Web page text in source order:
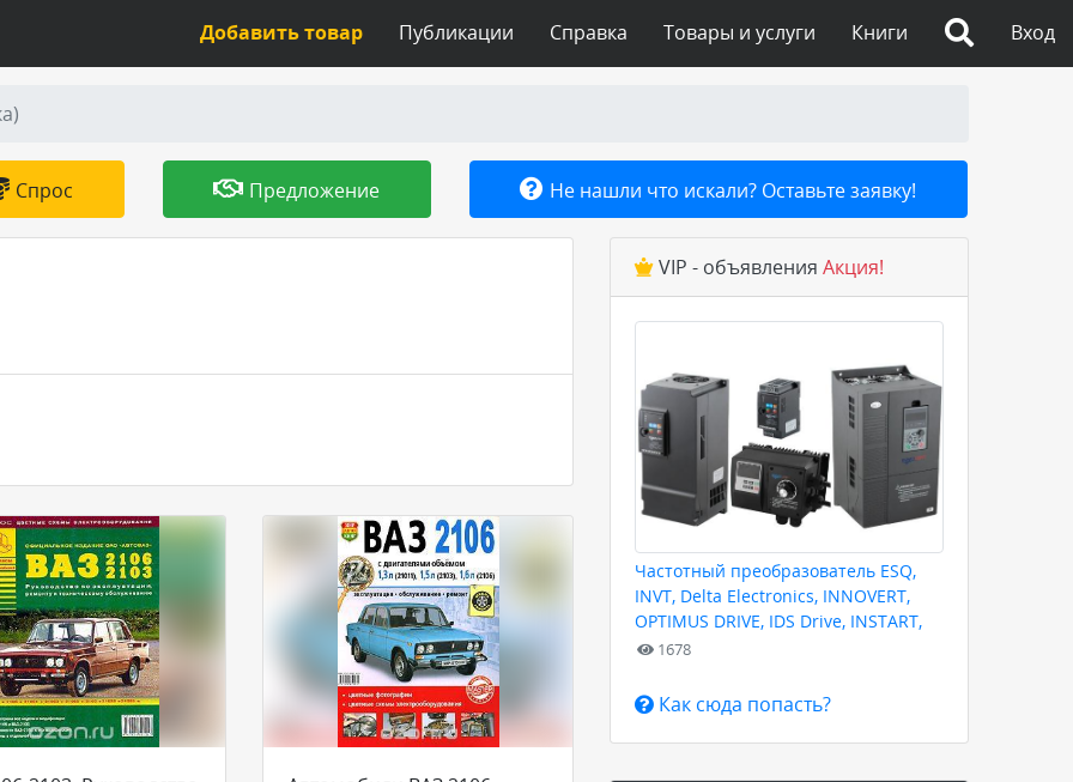
Вход
Книги
Товары и услуги
Справка
Публикации
Добавить товар
Спрос Предложение Не нашли что искали? Оставьте заявку!
VIP - объявления Акция!
Частотный преобразователь ESQ,
INVT, Delta Electronics, INNOVERT,
OPTIMUS DRIVE, IDS Drive, INSTART,
HYUNDAI для любых задач
1678
Как сюда попасть?